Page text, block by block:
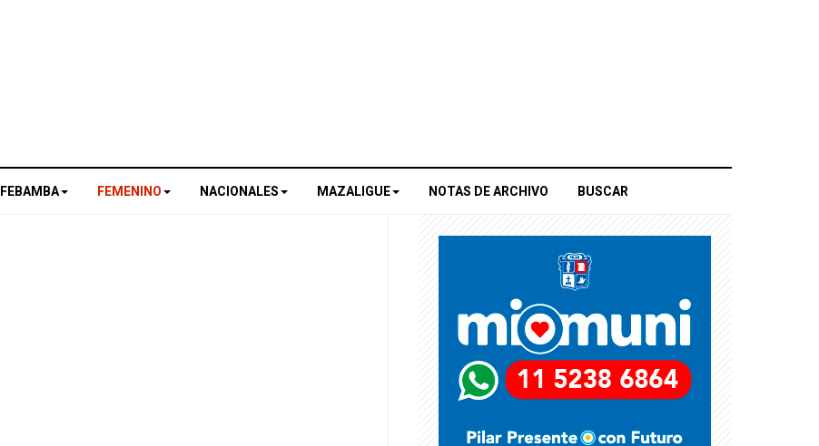
FEBAMBA FEMENINO NACIONALES MAZALIGUE NOTAS DE ARCHIVO BUSCAR